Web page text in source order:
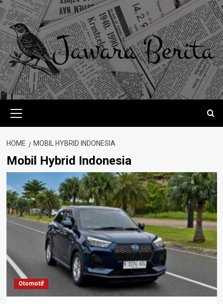
Skip
to
content
Menu
HOME MOBIL HYBRID INDONESIA
Mobil Hybrid Indonesia
Otomotif